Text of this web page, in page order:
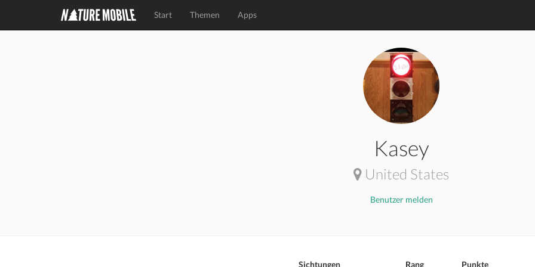
Start Themen Apps
Kasey
United States
Benutzer melden
Sichtungen Rang Punkte